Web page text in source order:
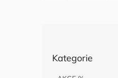
kategorie
Kategorie